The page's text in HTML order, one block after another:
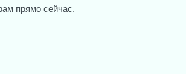
прямо сейчас.